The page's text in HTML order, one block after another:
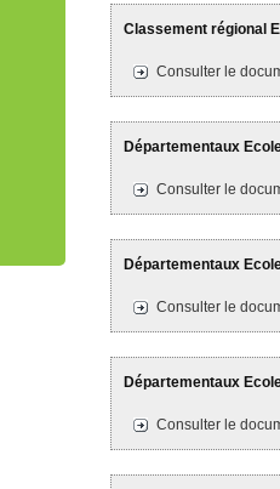
Classement régional
Consulter le
Départementaux
Consulter le
Départementaux
Consulter le
Départementaux
Consulter le